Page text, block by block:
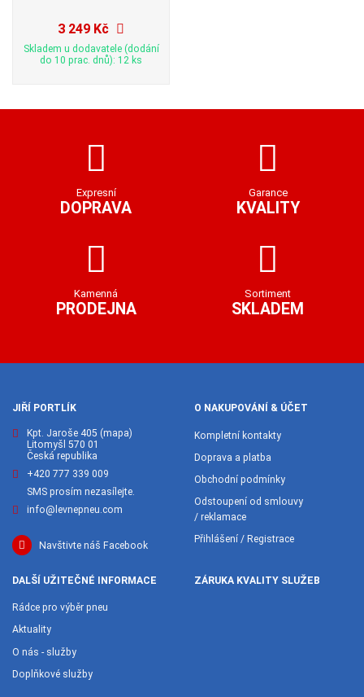
3 249 Kč
Skladem u dodavatele (dodání
do 10 prac. dnů): 12 ks
Expresní
DOPRAVA
Garance
KVALITY
Kamenná
PRODEJNA
Sortiment
SKLADEM
JIŘÍ PORTLÍK
Kpt. Jaroše 405 (mapa)
Litomyšl 570 01
Česká republika
+420 777 339 009
SMS prosím nezasílejte.
info@levnepneu.com
Navštivte náš Facebook
O NAKUPOVÁNÍ & ÚČET
Kompletní kontakty
Doprava a platba
Obchodní podmínky
Odstoupení od smlouvy
/ reklamace
Přihlášení / Registrace
DALŠÍ UŽITEČNÉ INFORMACE
Rádce pro výběr pneu
Aktuality
O nás - služby
Doplňkové služby
ZÁRUKA KVALITY SLUŽEB